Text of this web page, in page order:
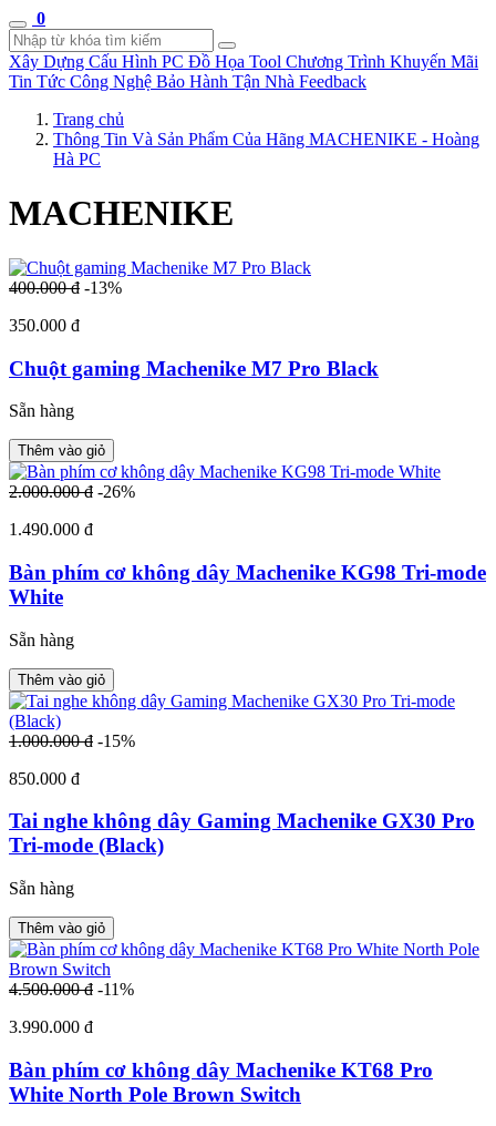
0
Xây Dựng Cấu Hình PC Đồ Họa Tool Chương Trình Khuyến Mãi
Tin Tức Công Nghệ Bảo Hành Tận Nhà Feedback
Trang chủ
Thông Tin Và Sản Phẩm Của Hãng MACHENIKE - Hoàng
Hà PC
MACHENIKE
400.000 đ -13%
350.000 đ
Chuột gaming Machenike M7 Pro Black
Sẵn hàng
Thêm vào giỏ
2.000.000 đ -26%
1.490.000 đ
Bàn phím cơ không dây Machenike KG98 Tri-mode
White
Sẵn hàng
Thêm vào giỏ
1.000.000 đ -15%
850.000 đ
Tai nghe không dây Gaming Machenike GX30 Pro
Tri-mode (Black)
Sẵn hàng
Thêm vào giỏ
4.500.000 đ -11%
3.990.000 đ
Bàn phím cơ không dây Machenike KT68 Pro
White North Pole Brown Switch